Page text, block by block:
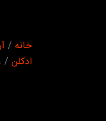
خانه /
ادکلن/